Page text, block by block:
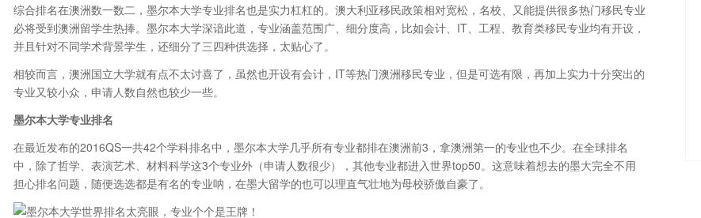
综合排名在澳洲数一数二，墨尔本大学专业排名也是实力杠杠的。澳大利亚移民政策相对宽松，名校、又能提供很多热门移民专业
必将受到澳洲留学生热捧。墨尔本大学深谙此道，专业涵盖范围广、细分度高，比如会计、IT、工程、教育类移民专业均有开设，
并且针对不同学术背景学生，还细分了三四种供选择，太贴心了。
相较而言，澳洲国立大学就有点不太讨喜了，虽然也开设有会计，IT等热门澳洲移民专业，但是可选有限，再加上实力十分突出的
专业又较小众，申请人数自然也较少一些。
墨尔本大学专业排名
在最近发布的2016QS一共42个学科排名中，墨尔本大学几乎所有专业都排在澳洲前3，拿澳洲第一的专业也不少。在全球排名
中，除了哲学、表演艺术、材料科学这3个专业外（申请人数很少），其他专业都进入世界top50。这意味着想去的墨大完全不用
担心排名问题，随便选选都是有名的专业呐，在墨大留学的也可以理直气壮地为母校骄傲自豪了。